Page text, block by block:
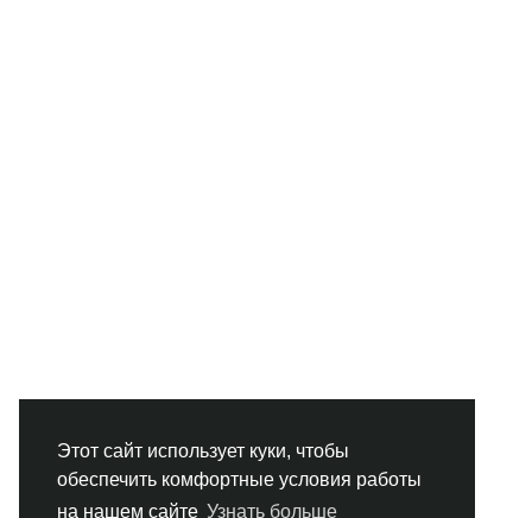
Этот сайт использует куки, чтобы
обеспечить комфортные условия работы
на нашем сайте Узнать больше